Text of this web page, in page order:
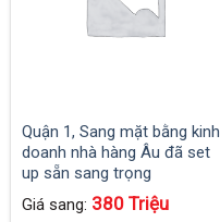
Quận 1, Sang mặt bằng kinh
doanh nhà hàng Âu đã set
up sẵn sang trọng
Giá sang: 380 Triệu